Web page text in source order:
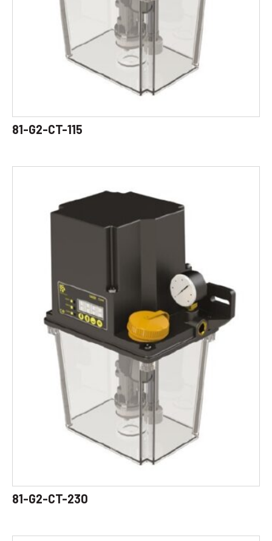
81-G2-CT-115
81-G2-CT-230